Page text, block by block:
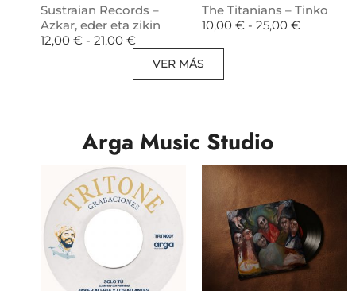
Sustraian Records –
Azkar, eder eta zikin
12,00 € - 21,00 €
The Titanians – Tinko
10,00 € - 25,00 €
VER MÁS
Arga Music Studio